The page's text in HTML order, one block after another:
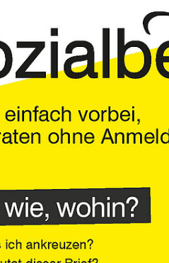
B-You Aktivplatz
Leseförderung